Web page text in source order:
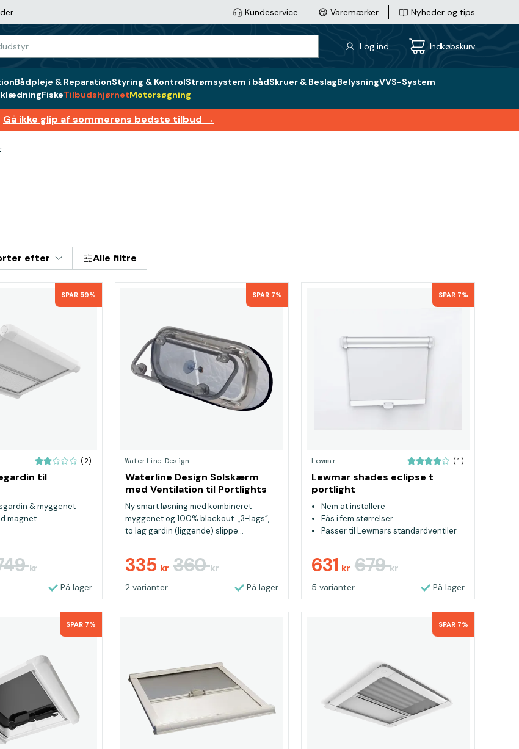
Kundeservice Varemærker Nyheder og tips
Log ind Indkøbskurv
Bådpleje & ReparationStyring & KontrolStrømsystem i bådSkruer & BeslagBelysningVVS-System
FiskeTilbudshjørnetMotorsøgning
Gå ikke glip af sommerens bedste tilbud →
efter Alle filtre
SPAR 59%
(2)
til
& myggenet
magnet
kr
På lager
SPAR 7%
Waterline Design
Waterline Design Solskærm
med Ventilation til Portlights
Ny smart løsning med kombineret
myggenet og 100% blackout. „3-lags“,
to lag gardin (liggende) slippe...
335 kr 360kr
2 varianter På lager
SPAR 7%
Lewmar (1)
Lewmar shades eclipse t
portlight
Nem at installere
Fås i fem størrelser
Passer til Lewmars standardventiler
631 kr 679kr
5 varianter På lager
SPAR 7% SPAR 7%